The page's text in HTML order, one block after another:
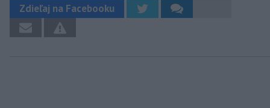
Zdieľaj na Facebooku